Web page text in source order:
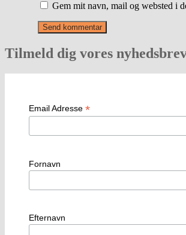
Gem mit navn, mail og websted i
Tilmeld dig vores
Email Adresse *
Fornavn
Efternavn